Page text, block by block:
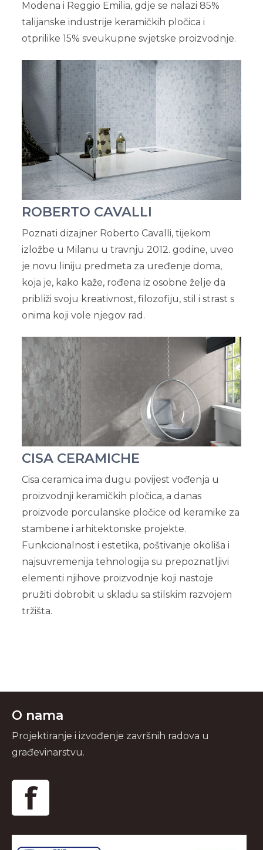
Modena i Reggio Emilia, gdje se nalazi 85%
talijanske industrije keramičkih pločica i
otprilike 15% sveukupne svjetske proizvodnje.
ROBERTO CAVALLI
Poznati dizajner Roberto Cavalli, tijekom
izložbe u Milanu u travnju 2012. godine, uveo
je novu liniju predmeta za uređenje doma,
koja je, kako kaže, rođena iz osobne želje da
približi svoju kreativnost, filozofiju, stil i strast s
onima koji vole njegov rad.
CISA CERAMICHE
Cisa ceramica ima dugu povijest vođenja u
proizvodnji keramičkih pločica, a danas
proizvode porculanske pločice od keramike za
stambene i arhitektonske projekte.
Funkcionalnost i estetika, poštivanje okoliša i
najsuvremenija tehnologija su prepoznatljivi
elementi njihove proizvodnje koji nastoje
pružiti dobrobit u skladu sa stilskim razvojem
tržišta.
O nama
Projektiranje i izvođenje završnih radova u
građevinarstvu.